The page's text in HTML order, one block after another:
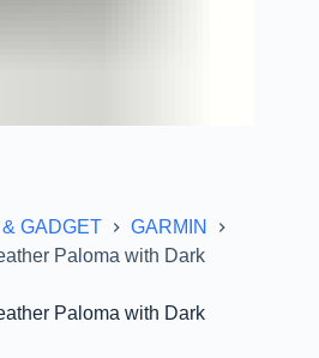
GADGET
GARMIN
Paloma with Dark
Paloma with Dark